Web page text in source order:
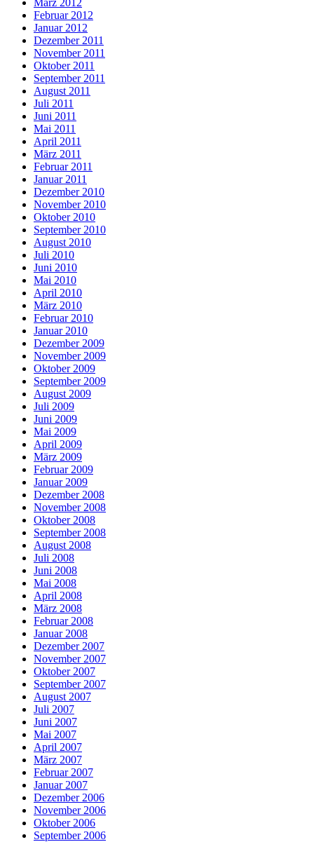
März 2012
Februar 2012
Januar 2012
Dezember 2011
November 2011
Oktober 2011
September 2011
August 2011
Juli 2011
Juni 2011
Mai 2011
April 2011
März 2011
Februar 2011
Januar 2011
Dezember 2010
November 2010
Oktober 2010
September 2010
August 2010
Juli 2010
Juni 2010
Mai 2010
April 2010
März 2010
Februar 2010
Januar 2010
Dezember 2009
November 2009
Oktober 2009
September 2009
August 2009
Juli 2009
Juni 2009
Mai 2009
April 2009
März 2009
Februar 2009
Januar 2009
Dezember 2008
November 2008
Oktober 2008
September 2008
August 2008
Juli 2008
Juni 2008
Mai 2008
April 2008
März 2008
Februar 2008
Januar 2008
Dezember 2007
November 2007
Oktober 2007
September 2007
August 2007
Juli 2007
Juni 2007
Mai 2007
April 2007
März 2007
Februar 2007
Januar 2007
Dezember 2006
November 2006
Oktober 2006
September 2006